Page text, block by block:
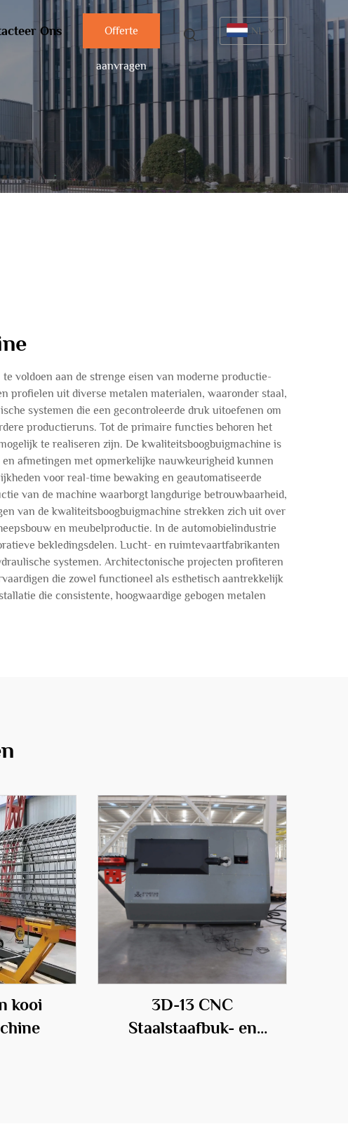
Ons Offerte
aanvragen
NL
voldoen aan de strenge eisen van moderne productie-
profielen uit diverse metalen materialen, waaronder staal,
systemen die een gecontroleerde druk uitoefenen om
productieruns. Tot de primaire functies behoren het
te realiseren zijn. De kwaliteitsboogbuigmachine is
afmetingen met opmerkelijke nauwkeurigheid kunnen
voor real-time bewaking en geautomatiseerde
van de machine waarborgt langdurige betrouwbaarheid,
van de kwaliteitsboogbuigmachine strekken zich uit over
en meubelproductie. In de automobielindustrie
bekledingsdelen. Lucht- en ruimtevaartfabrikanten
systemen. Architectonische projecten profiteren
die zowel functioneel als esthetisch aantrekkelijk
die consistente, hoogwaardige gebogen metalen
kooi
3D-13 CNC
Staalstaafbuk- en